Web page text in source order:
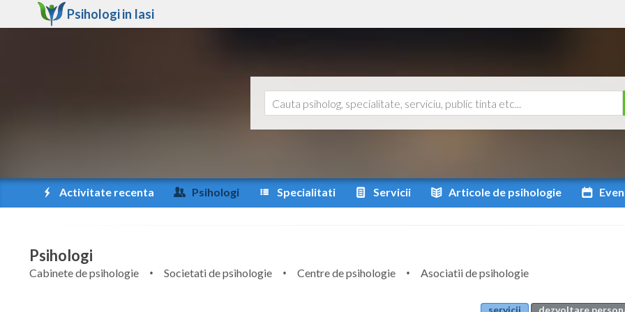
Psihologi in Iasi
Activitate recenta Psihologi Specialitati Servicii Articole de psihologie
Psihologi
Cabinete de psihologie Societati de psihologie Centre de psihologie
Asociatii de psihologie
servicii
dezvoltare